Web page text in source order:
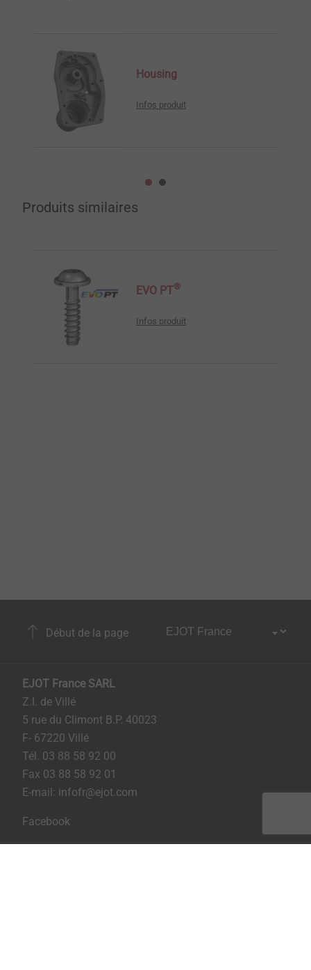
Housing
Infos produit
Produits similaires
EVO PT®
Infos produit
Début de la page
EJOT France SARL
Z.I. de Villé
5 rue du Climont B.P. 40023
F- 67220 Villé
Tél. 03 88 58 92 00
Fax 03 88 58 92 01
E-mail: infofr@ejot.com
Facebook